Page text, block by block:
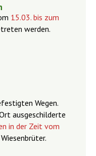
15.03. bis zum
werden.
Wegen.
ausgeschilderte
in der Zeit vom